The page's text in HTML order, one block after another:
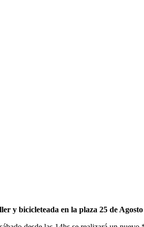
y bicicleteada en la plaza 25 de Agosto